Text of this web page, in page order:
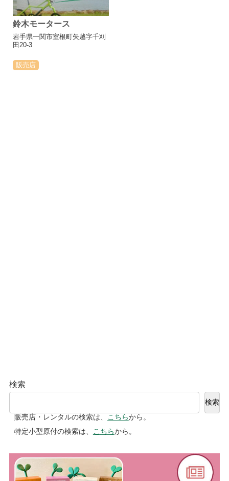
鈴木モータース
岩手県一関市室根町矢越字千刈
田20-3
販売店
検索
検索
販売店・レンタルの検索は、 こちらから。
特定小型原付の検索は、 こちらから。